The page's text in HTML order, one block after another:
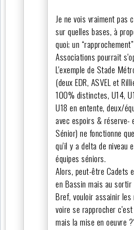
Je ne vois vraiment pas
sur quelles bases, à
quoi; un
Associations pourrait
L'exemple de Stade
(deux EDR, ASVEL et
100% distinctes, U14,
U18 en entente, deux/
avec espoirs & réserve-
Sénior) ne fonctionne
qu'il y a delta de niveau
équipes séniors.
Alors, peut-être Cadets
en Bassin mais au
Bref, vouloir assainir les
voire se rapprocher
mais la mise en oeuvre